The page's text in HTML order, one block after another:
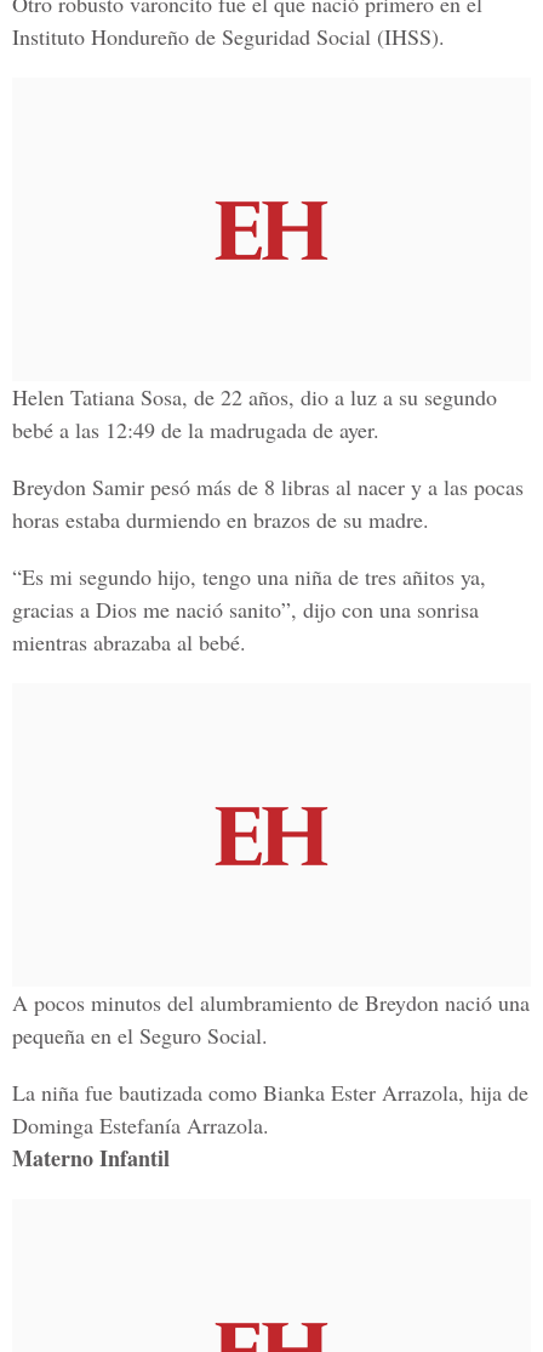
Instituto Hondureño de Seguridad Social (IHSS).
Helen Tatiana Sosa, de 22 años, dio a luz a su segundo
bebé a las 12:49 de la madrugada de ayer.
Breydon Samir pesó más de 8 libras al nacer y a las pocas
horas estaba durmiendo en brazos de su madre.
“Es mi segundo hijo, tengo una niña de tres añitos ya,
gracias a Dios me nació sanito”, dijo con una sonrisa
mientras abrazaba al bebé.
A pocos minutos del alumbramiento de Breydon nació una
pequeña en el Seguro Social.
La niña fue bautizada como Bianka Ester Arrazola, hija de
Dominga Estefanía Arrazola.
Materno Infantil